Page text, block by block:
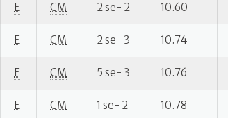
E CM 2 se- 2 10.60
E CM 2 se- 3 10.74
E CM 5 se- 3 10.76
E CM 1 se- 2 10.78